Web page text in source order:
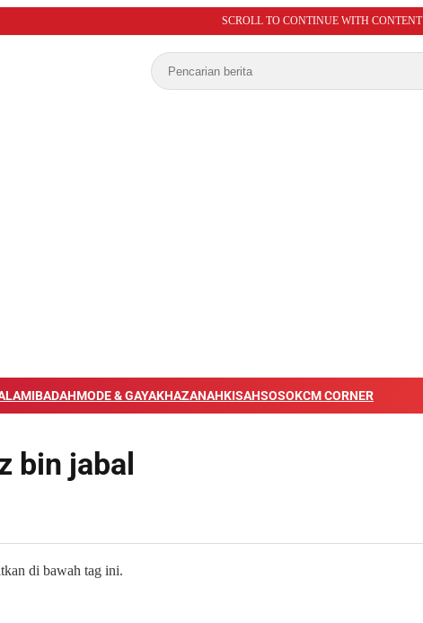
SCROLL TO CONTINUE WITH CONTENT
IBADAHMODE & GAYAKHAZANAHKISAHSOSOKCM CORNER
bin jabal
di bawah tag ini.